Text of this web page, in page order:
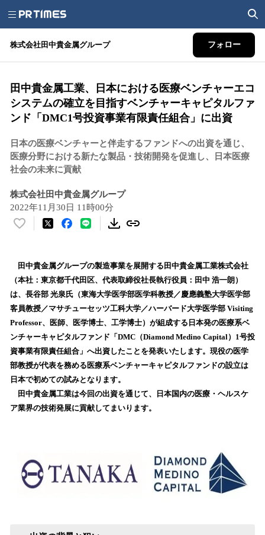
株式会社田中貴金属グループ フォロー
田中貴金属工業、日本における医療ベンチャーエコ
システムの確立を目指すベンチャーキャピタルファ
ンド「DMC1号投資事業有限責任組合」に出資
日本の医療ベンチャーと伴走するファンドへの出資を通じ、
医療分野における新たな製品・技術開発を促進し、日本医療
社会の未来に貢献
株式会社田中貴金属グループ
2022年11月30日 11時00分
い
！
数
を
読
込
み
中
で
す
田中貴金属グループの製造事業を展開する田中貴金属工業株式会社
（本社：東京都千代田区、代表取締役社長執行役員：田中 浩一朗）
は、長谷部 光泉氏（東海大学医学部医学科教授／慶應義塾大学医学部
客員教授／マサチューセッツ工科大学／ハーバード大学医学部 Visiting
Professor、医師、医学博士、工学博士）が組成する日本発の医療系ベ
ンチャーキャピタルファンド「DMC（Diamond Medino Capital）1号投
資事業有限責任組合」へ出資したことを発表いたします。現役の医学
部教授が代表を務める医療系ベンチャーキャピタルファンドの設立は
日本で初めての試みとなります。
田中貴金属工業は今回の出資を通じて、日本国内の医療・ヘルスケ
ア業界の技術発展に貢献してまいります。